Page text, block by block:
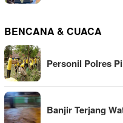
BENCANA & CUACA
Personil Polres
Banjir Terjang